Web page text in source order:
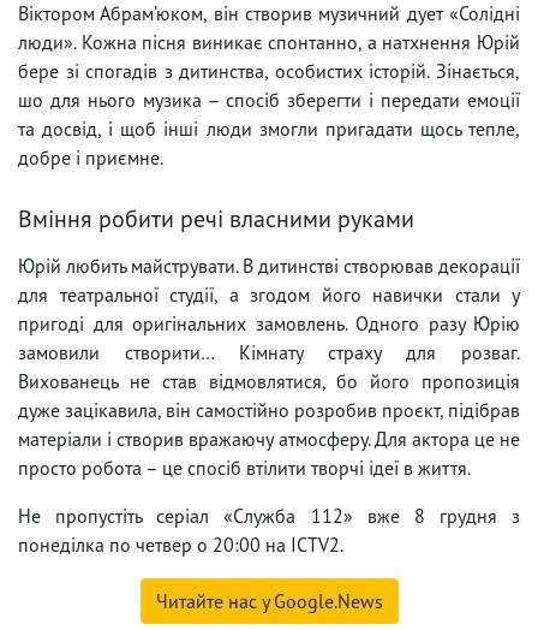
Віктором Абрам’юком, він створив музичний дует «Солідні
люди». Кожна пісня виникає спонтанно, а натхнення Юрій
бере зі спогадів з дитинства, особистих історій. Зінається,
шо для нього музика – спосіб зберегти і передати емоції
та досвід, і щоб інші люди змогли пригадати щось тепле,
добре і приємне.
Вміння робити речі власними руками
Юрій любить майструвати. В дитинстві створював декорації
для театральної студії, а згодом його навички стали у
пригоді для оригінальних замовлень. Одного разу Юрію
замовили створити… Кімнату страху для розваг.
Вихованець не став відмовлятися, бо його пропозиція
дуже зацікавила, він самостійно розробив проєкт, підібрав
матеріали і створив вражаючу атмосферу. Для актора це не
просто робота – це спосіб втілити творчі ідеї в життя.
Не пропустіть серіал «Служба 112» вже 8 грудня з
понеділка по четвер о 20:00 на ICTV2.
Читайте нас у Google.News